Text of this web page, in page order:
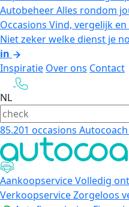
AutobeheerAlles rondom
Occasions Vind, vergelijk
Niet zeker welke dienst je
in
Inspiratie Over ons Contact
NL
85.201 occasions
AankoopserviceVolledig
VerkoopserviceZorgeloos